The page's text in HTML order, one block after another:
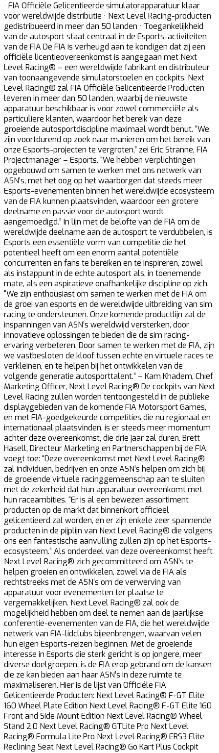
· FIA Officiële Gelicentieerde simulatorapparatuur klaar
voor wereldwijde distributie · Next Level Racing-producten
gedistribueerd in meer dan 50 landen · Toegankelijkheid
van de autosport staat centraal in de Esports-activiteiten
van de FIA De FIA is verheugd aan te kondigen dat zij een
officiële licentieovereenkomst is aangegaan met Next
Level Racing® – een wereldwijde fabrikant en distributeur
van toonaangevende simulatorstoelen en cockpits. Next
Level Racing® zal FIA Officiële Gelicentieerde Producten
leveren in meer dan 50 landen, waarbij de nieuwste
apparatuur beschikbaar is voor zowel commerciële als
particuliere klanten, waardoor het bereik van deze
groeiende autosportdiscipline maximaal wordt benut. “We
zijn voortdurend op zoek naar manieren om het bereik van
onze Esports-projecten te vergroten,” zei Eric Stranne, FIA
Projectmanager – Esports. “We hebben verplichtingen
opgebouwd om samen te werken met ons netwerk van
ASN’s, met het oog op het waarborgen dat steeds meer
Esports-evenementen binnen het wereldwijde ecosysteem
van de FIA kunnen plaatsvinden, waardoor een grotere
deelname en passie voor de autosport wordt
aangemoedigd.” In lijn met de belofte van de FIA om de
wereldwijde deelname aan de autosport te verdubbelen, is
Esports een essentiële vorm van competitie die het
potentieel heeft om een enorm aantal potentiële
concurrenten en fans te bereiken en te inspireren, zowel
als instappunt in de echte autosport als, in toenemende
mate, als een aspiratieve onafhankelijke discipline op zich.
“We zijn enthousiast om samen te werken met de FIA om
de groei van esports en de wereldwijde uitbreiding van sim
racing te ondersteunen. Onze komende productlijn zal de
inspanningen van ASN’s wereldwijd versterken, door
innovatieve oplossingen te bieden die de sim racing-
ervaring verbeteren. Door samen te werken met de FIA, zijn
we vastbesloten de kloof tussen echte en virtuele races te
verkleinen, en te helpen bij het ontwikkelen van de
volgende generatie autosporttalent.” – Kam Khadem, Chief
Marketing Officer, Next Level Racing® De cockpits van Next
Level Racing zullen worden tentoongesteld in de publieke
displaygebieden van de komende FIA Motorsport Games,
en met FIA-goedgekeurde competities die nu regionaal en
internationaal plaatsvinden, is er steeds meer momentum
achter deze overeenkomst, die drie jaar zal duren. Brett
Hasell, Directeur Marketing en Partnerschappen bij de FIA,
voegt toe: “Deze overeenkomst met Next Level Racing®
zal individuen, bedrijven en onze ASN’s helpen om zich bij
de groeiende virtuele racinggemeenschap aan te sluiten
met de zekerheid dat hun apparatuur overeenkomt met
hun raceambities. “Er is al een bewezen assortiment
producten op de markt dat binnenkort officieel
gelicentieerd zal worden, en er zijn enkele zeer spannende
producten in de pijplijn van Next Level Racing® die volgens
ons een fantastische aanvulling zullen zijn op het Esports-
ecosysteem.” Als onderdeel van deze overeenkomst heeft
Next Level Racing® zich gecommitteerd om ASN’s te
helpen groeien en ontwikkelen, zowel via de FIA als
rechtstreeks met de ASN’s om de verwerving van
apparatuur voor evenementen ter plaatse te
vergemakkelijken. Next Level Racing® zal ook de
mogelijkheid hebben om deel te nemen aan de jaarlijkse
conferentie-evenementen van de FIA, die het wereldwijde
netwerk van FIA-lidclubs bijeenbrengen, waarvan velen
hun eigen Esports-reizen beginnen. Met de groeiende
interesse in Esports die sterk gericht is op jongere, meer
diverse doelgroepen, is de FIA erop gebrand om de kansen
die ze kan bieden aan haar ASN’s in deze ruimte te
maximaliseren. Hier is de lijst van Officiële FIA
Gelicentieerde Producten: Next Level Racing® F-GT Elite
160 Wheel Plate Edition Next Level Racing® F-GT Elite 160
Front and Side Mount Edition Next Level Racing® Wheel
Stand 2.0 Next Level Racing® GTLite Pro Next Level
Racing® Formula Lite Pro Next Level Racing® ERS3 Elite
Reclining Seat Next Level Racing® Go Kart Plus Cockpit